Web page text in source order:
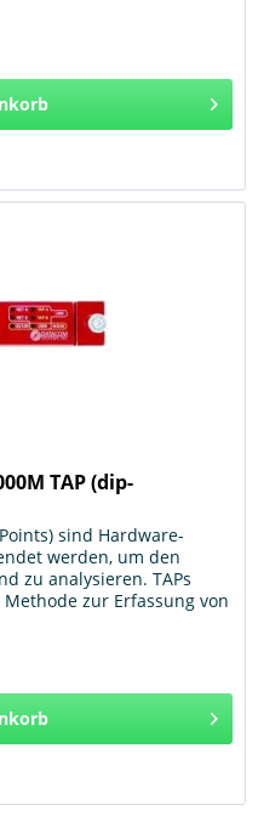
TAP (dip-
sind Hardware-
werden, um den
zu analysieren. TAPs
zur Erfassung von